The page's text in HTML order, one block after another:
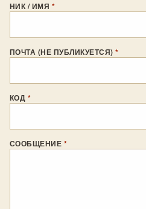
НИК / ИМЯ *
ПОЧТА (НЕ ПУБЛИКУЕТСЯ)*
КОД *
СООБЩЕНИЕ *